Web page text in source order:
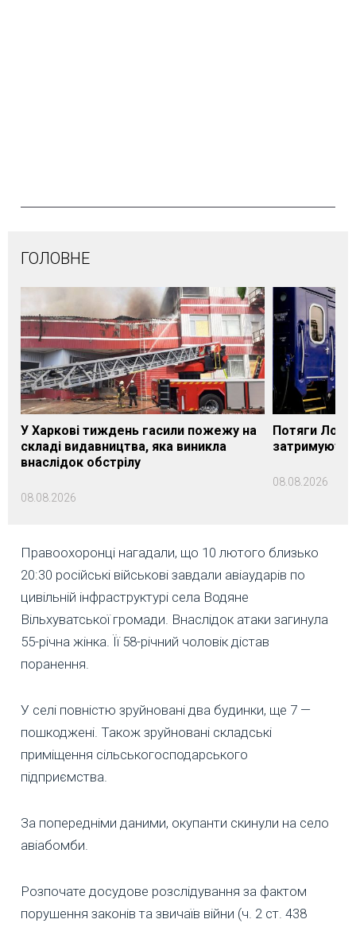
ГОЛОВНЕ
У Харкові тиждень гасили пожежу на
складі видавництва, яка виникла
внаслідок обстрілу
08.08.2026
Потяги
08.08.2026
Правоохоронці нагадали, що 10 лютого близько
20:30 російські військові завдали авіаударів по
цивільній інфраструктурі села Водяне
Вільхуватської громади. Внаслідок атаки загинула
55-річна жінка. Її 58-річний чоловік дістав
поранення.
У селі повністю зруйновані два будинки, ще 7 —
пошкоджені. Також зруйновані складські
приміщення сільськогосподарського
підприємства.
За попередніми даними, окупанти скинули на село
авіабомби.
Розпочате досудове розслідування за фактом
порушення законів та звичаїв війни (ч. 2 ст. 438